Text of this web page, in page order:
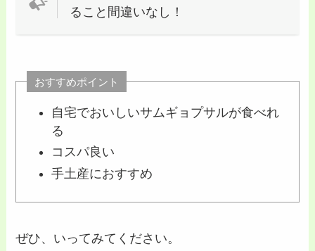
ること間違いなし！
おすすめポイント
自宅でおいしいサムギョプサルが食べれ
る
コスパ良い
手土産におすすめ
ぜひ、いってみてください。